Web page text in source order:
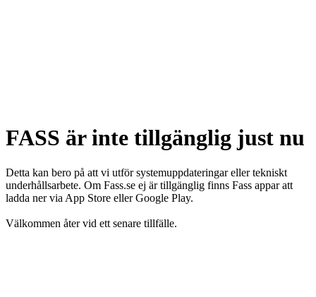
FASS är inte tillgänglig just nu
Detta kan bero på att vi utför systemuppdateringar eller tekniskt
underhållsarbete. Om Fass.se ej är tillgänglig finns Fass appar att
ladda ner via App Store eller Google Play.
Välkommen åter vid ett senare tillfälle.